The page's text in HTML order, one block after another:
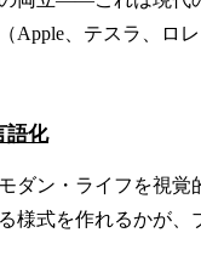
Apple、テスラ、ロ
語化
ダン・ライフを視覚
様式を作れるかが、